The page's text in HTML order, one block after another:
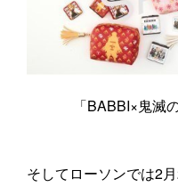
「BABBI×鬼滅
そしてローソンでは2